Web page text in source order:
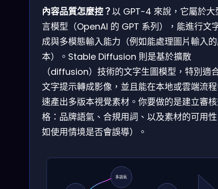
內容品質怎麼控？以 GPT-4 來說，它屬於大
言模型（OpenAI 的 GPT 系列），能進行文
成與多模態輸入能力（例如能處理圖片輸入
本）。Stable Diffusion 則是基於擴散
（diffusion）技術的文字生圖模型，特別適
文字提示轉成影像，並且能在本地或雲端流
速產出多版本視覺素材。你要做的是建立審
格：品牌語氣、合規用詞、以及素材的可用
如使用情境是否會誤導）。
多語氣